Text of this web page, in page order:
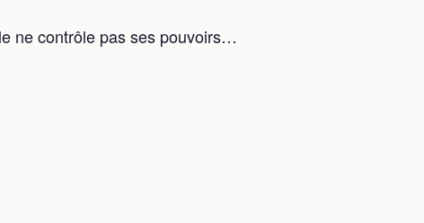
ne contrôle pas ses pouvoirs…